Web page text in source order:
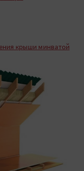
крыши минватой